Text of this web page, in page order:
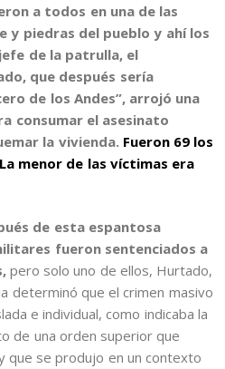
a todos en una de las
y piedras del pueblo y ahí los
de la patrulla, el
que después sería
de los Andes”, arrojó una
consumar el asesinato
la vivienda. Fueron 69 los
menor de las víctimas era
de esta espantosa
fueron sentenciados a
pero solo uno de ellos, Hurtado,
determinó que el crimen masivo
e individual, como indicaba la
de una orden superior que
que se produjo en un contexto